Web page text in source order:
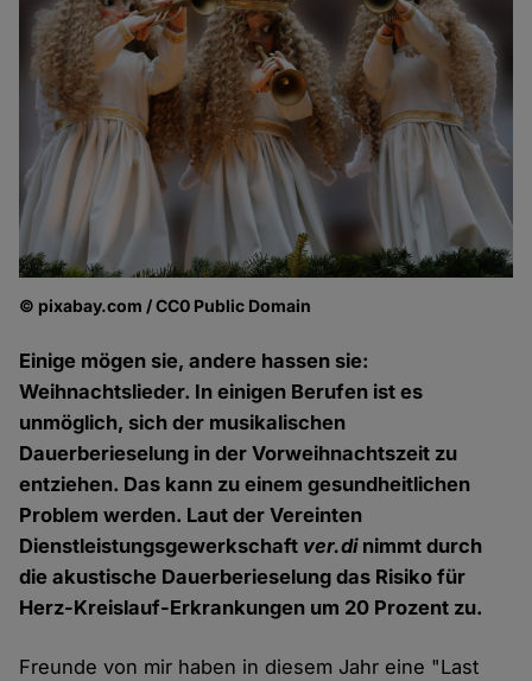
© pixabay.com / CC0 Public Domain
Einige mögen sie, andere hassen sie:
Weihnachtslieder. In einigen Berufen ist es
unmöglich, sich der musikalischen
Dauerberieselung in der Vorweihnachtszeit zu
entziehen. Das kann zu einem gesundheitlichen
Problem werden. Laut der Vereinten
Dienstleistungsgewerkschaft ver.dinimmt durch
die akustische Dauerberieselung das Risiko für
Herz-Kreislauf-Erkrankungen um 20 Prozent zu.
Freunde von mir haben in diesem Jahr eine "Last